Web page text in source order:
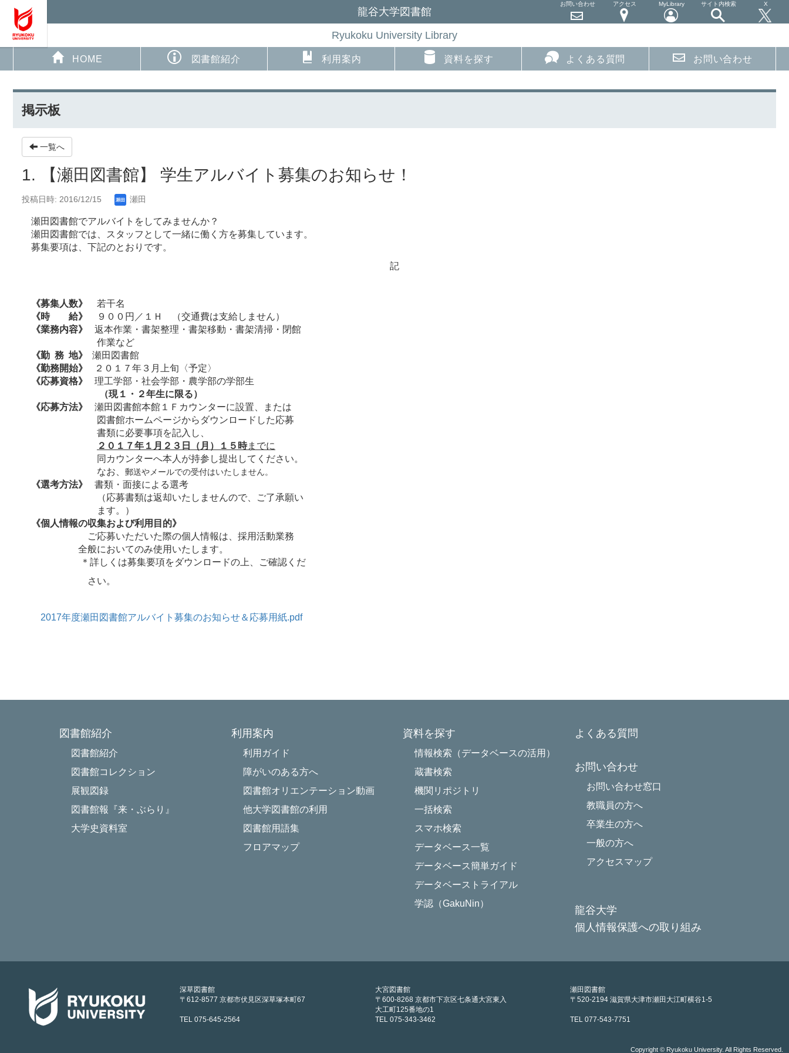
龍谷大学図書館
Ryukoku University Library
お問い合わせ アクセス MyLibrary サイト内検索 X
HOME 図書館紹介 利用案内 資料を探す よくある質問 お問い合わせ
掲示板
一覧へ
1. 【瀬田図書館】 学生アルバイト募集のお知らせ！
投稿日時: 2016/12/15 瀬田
瀬田図書館でアルバイトをしてみませんか？
瀬田図書館では、スタッフとして一緒に働く方を募集しています。
募集要項は、下記のとおりです。
記
《募集人数》
若干名
《時 給》
９００円／１Ｈ （交通費は支給しません）
《業務内容》
返本作業・書架整理・書架移動・書架清掃・閉館
作業など
《勤 務 地》
瀬田図書館
《勤務開始》
２０１７年３月上旬〈予定〉
《応募資格》
理工学部・社会学部・農学部の学部生
（現１・２年生に限る）
《応募方法》
瀬田図書館本館１Ｆカウンターに設置、または
図書館ホームページからダウンロードした応募
書類に必要事項を記入し、
２０１７年１月２３日（月）１５時までに
同カウンターへ本人が持参し提出してください。
なお、 郵送やメールでの受付はいたしません。
《選考方法》
書類・面接による選考
（応募書類は返却いたしませんので、ご了承願い
ます。）
《個人情報の収集および利用目的》
ご応募いただいた際の個人情報は、採用活動業務
全般においてのみ使用いたします。
＊詳しくは募集要項をダウンロードの上、ご確認くだ
さい。
2017年度瀬田図書館アルバイト募集のお知らせ＆応募用紙.pdf
図書館紹介
図書館紹介
図書館コレクション
展観図録
図書館報『来・ぶらり』
大学史資料室
利用案内
利用ガイド
障がいのある方へ
図書館オリエンテーション動画
他大学図書館の利用
図書館用語集
フロアマップ
資料を探す
情報検索（データベースの活用）
蔵書検索
機関リポジトリ
一括検索
スマホ検索
データベース一覧
データベース簡単ガイド
データベーストライアル
学認（GakuNin）
よくある質問
お問い合わせ
お問い合わせ窓口
教職員の方へ
卒業生の方へ
一般の方へ
アクセスマップ
龍谷大学
個人情報保護への取り組み
深草図書館
〒612-8577 京都市伏見区深草塚本町67
TEL 075-645-2564
大宮図書館
〒600-8268 京都市下京区七条通大宮東入
大工町125番地の1
TEL 075-343-3462
瀬田図書館
〒520-2194 滋賀県大津市瀬田大江町横谷1-5
TEL 077-543-7751
Copyright © Ryukoku University. All Rights Reserved.
Powered by NetCommons